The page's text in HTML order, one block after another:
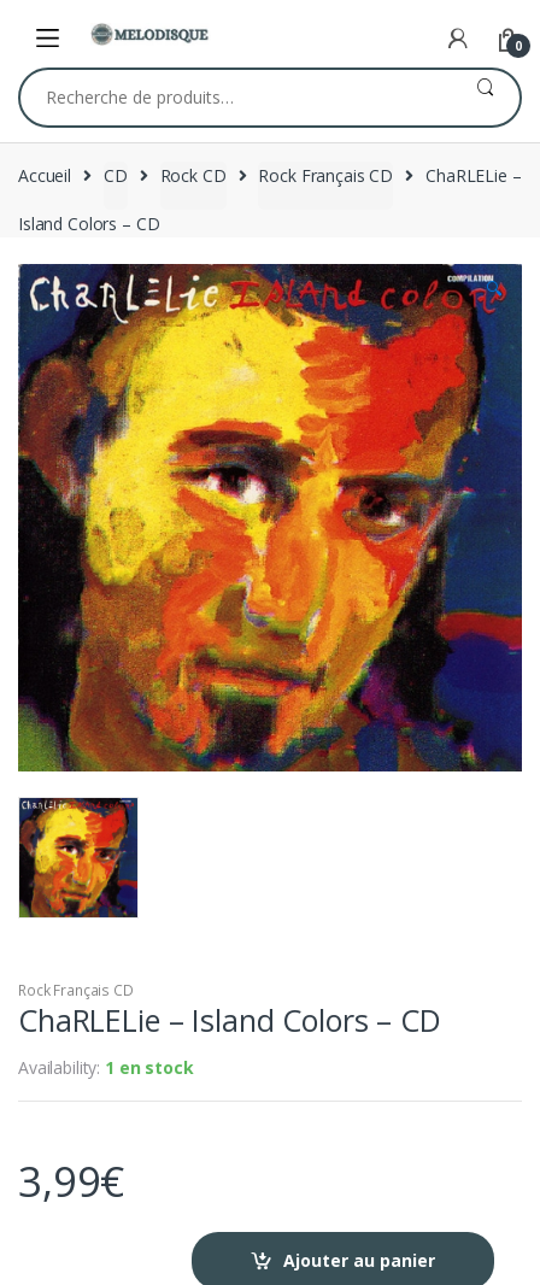
navigation
content
0
Recherche
pour :
Accueil CD Rock CD Rock Français CD ChaRLELie –
Island Colors – CD
🔍
Rock Français CD
ChaRLELie – Island Colors – CD
Availability: 1 en stock
3,99€
Ajouter au panier